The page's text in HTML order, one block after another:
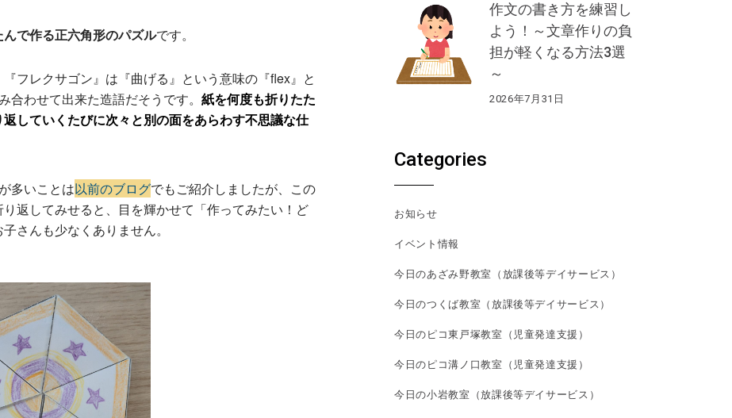
で作る正六角形のパズルです。
フレクサゴン』は『曲げる』という意味の『flex』と
合わせて出来た造語だそうです。 紙を何度も折りたた
していくたびに次々と別の面をあらわす不思議な仕
多いことは以前のブログでもご紹介しましたが、この
返してみせると、目を輝かせて「作ってみたい！ど
さんも少なくありません。
作文の書き方を練習し
よう！～文章作りの負
担が軽くなる方法3選
～
2026年7月31日
Categories
お知らせ
イベント情報
今日のあざみ野教室（放課後等デイサービス）
今日のつくば教室（放課後等デイサービス）
今日のピコ東戸塚教室（児童発達支援）
今日のピコ溝ノ口教室（児童発達支援）
今日の小岩教室（放課後等デイサービス）